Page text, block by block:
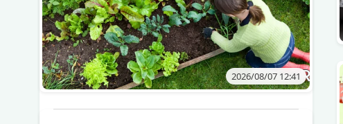
2026/08/07 12:41